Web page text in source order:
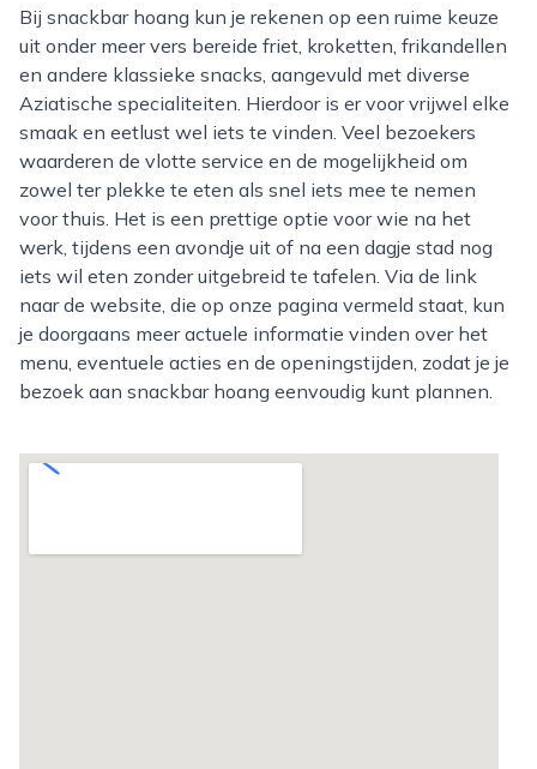
Bij snackbar hoang kun je rekenen op een ruime keuze
uit onder meer vers bereide friet, kroketten, frikandellen
en andere klassieke snacks, aangevuld met diverse
Aziatische specialiteiten. Hierdoor is er voor vrijwel elke
smaak en eetlust wel iets te vinden. Veel bezoekers
waarderen de vlotte service en de mogelijkheid om
zowel ter plekke te eten als snel iets mee te nemen
voor thuis. Het is een prettige optie voor wie na het
werk, tijdens een avondje uit of na een dagje stad nog
iets wil eten zonder uitgebreid te tafelen. Via de link
naar de website, die op onze pagina vermeld staat, kun
je doorgaans meer actuele informatie vinden over het
menu, eventuele acties en de openingstijden, zodat je je
bezoek aan snackbar hoang eenvoudig kunt plannen.